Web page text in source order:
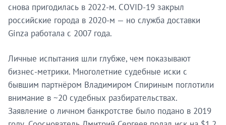
снова пригодилась в 2022-м. COVID-19 закрыл
российские города в 2020-м — но служба доставки
Ginza работала с 2007 года.
Личные испытания шли глубже, чем показывают
бизнес-метрики. Многолетние судебные иски с
бывшим партнёром Владимиром Спириным поглотили
внимание в ~20 судебных разбирательствах.
Заявление о личном банкротстве было подано в 2019